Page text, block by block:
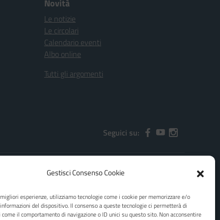
Gestisci Consenso Cookie
esperienze, utilizziamo tecnologie come i cookie per memorizzare e/o
del dispositivo. Il consenso a queste tecnologie ci permetterà di
il comportamento di navigazione o ID unici su questo sito. Non acconsentire
Novità
Le notizie
Le circolari
Calendario eventi
Albo online
Tutti gli argomenti
Seguici su: